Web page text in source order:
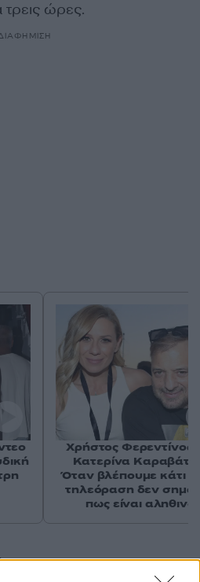
τρεις ώρες.
Χρήστος Φερεντίνος
Κατερίνα
Όταν βλέπουμε κάτι
τηλεόραση δεν
πως είναι αληθινό